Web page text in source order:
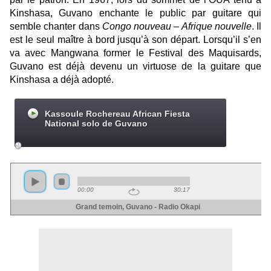
Kinshasa, Guvano enchante le public par guitare qui
semble chanter dans Congo nouveau – Afrique nouvelle. Il
est le seul maître à bord jusqu’à son départ. Lorsqu’il s’en
va avec Mangwana former le Festival des Maquisards,
Guvano est déjà devenu un virtuose de la guitare que
Kinshasa a déjà adopté.